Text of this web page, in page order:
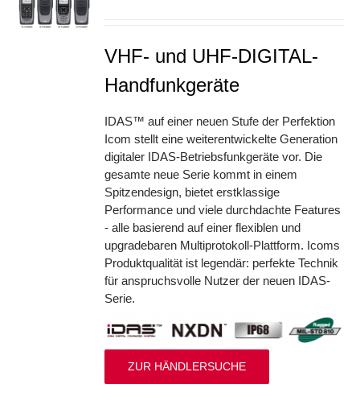
VHF- und UHF-DIGITAL-
Handfunkgeräte
IDAS™ auf einer neuen Stufe der Perfektion
Icom stellt eine weiterentwickelte Generation
digitaler IDAS-Betriebsfunkgeräte vor. Die
gesamte neue Serie kommt in einem
Spitzendesign, bietet erstklassige
Performance und viele durchdachte Features
- alle basierend auf einer flexiblen und
upgradebaren Multiprotokoll-Plattform. Icoms
Produktqualität ist legendär: perfekte Technik
für anspruchsvolle Nutzer der neuen IDAS-
Serie.
ZUR HÄNDLERSUCHE